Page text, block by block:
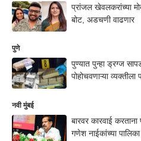
प्रांजल खेवलकरांच्या
बोट, अडचणी वाढणार
पुणे
पुण्यात पुन्हा ड्रग्ज
पोहोचवणाऱ्या व्यक्तीला
नवी मुंबई
बारवर कारवाई
गणेश नाईकांच्या